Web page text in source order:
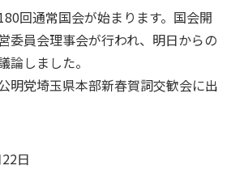
回通常国会が始まります。国会開
委員会理事会が行われ、明日からの
論しました。
明党埼玉県本部新春賀詞交歓会に出
日